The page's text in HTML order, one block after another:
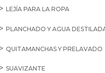
LEJÍA PARA LA ROPA
PLANCHADO Y AGUA
QUITAMANCHAS Y PRELAVADO
SUAVIZANTE